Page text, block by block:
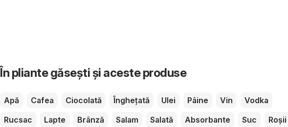
În pliante găsești și aceste produse
Apă Cafea Ciocolată Înghețată Ulei Pâine Vin
Vodka
Rucsac
Lapte Brânză Salam Salată Absorbante Suc
Roșii